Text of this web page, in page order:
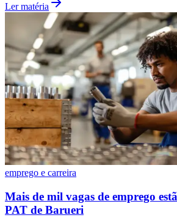
Atlético-MG
Ler matéria
emprego e carreira
Mais de mil vagas de emprego
PAT de Barueri